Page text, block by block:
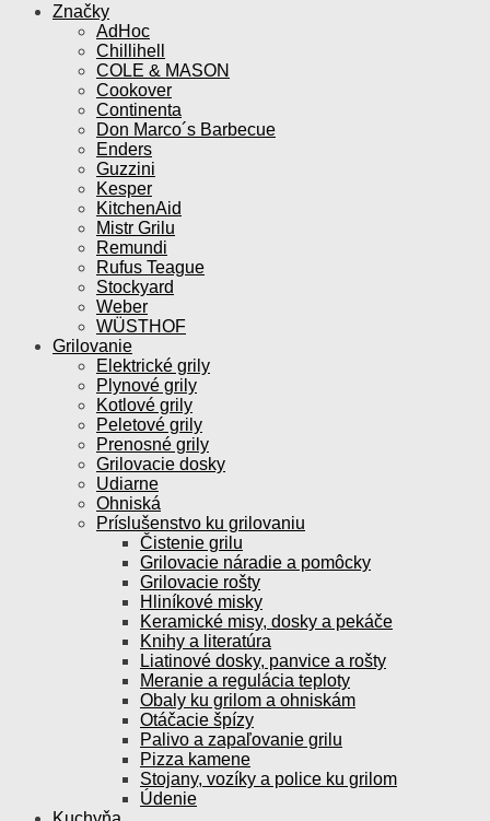
Značky
AdHoc
Chillihell
COLE & MASON
Cookover
Continenta
Don Marco´s Barbecue
Enders
Guzzini
Kesper
KitchenAid
Mistr Grilu
Remundi
Rufus Teague
Stockyard
Weber
WÜSTHOF
Grilovanie
Elektrické grily
Plynové grily
Kotlové grily
Peletové grily
Prenosné grily
Grilovacie dosky
Udiarne
Ohniská
Príslušenstvo ku grilovaniu
Čistenie grilu
Grilovacie náradie a pomôcky
Grilovacie rošty
Hliníkové misky
Keramické misy, dosky a pekáče
Knihy a literatúra
Liatinové dosky, panvice a rošty
Meranie a regulácia teploty
Obaly ku grilom a ohniskám
Otáčacie špízy
Palivo a zapaľovanie grilu
Pizza kamene
Stojany, vozíky a police ku grilom
Údenie